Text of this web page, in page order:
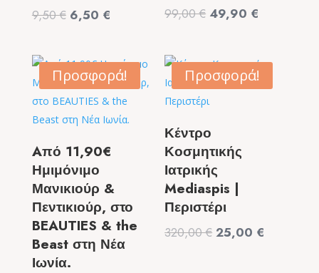
9,50€ Original
9,50 €.
6,50 €
είναι:
6,50 €.
99,00€ Original
99,00 €.
49,90 €
49,90 €.
Προσφορά!
Aπό 11,90€
Ημιμόνιμο
Μανικιούρ &
Πεντικιούρ, στο
BEAUTIES & the
Beast στη Νέα
Ιωνία.
Προσφορά!
Κέντρο
Κοσμητικής
Ιατρικής
Mediaspis |
Περιστέρι
320,00€ Original
25,00 €